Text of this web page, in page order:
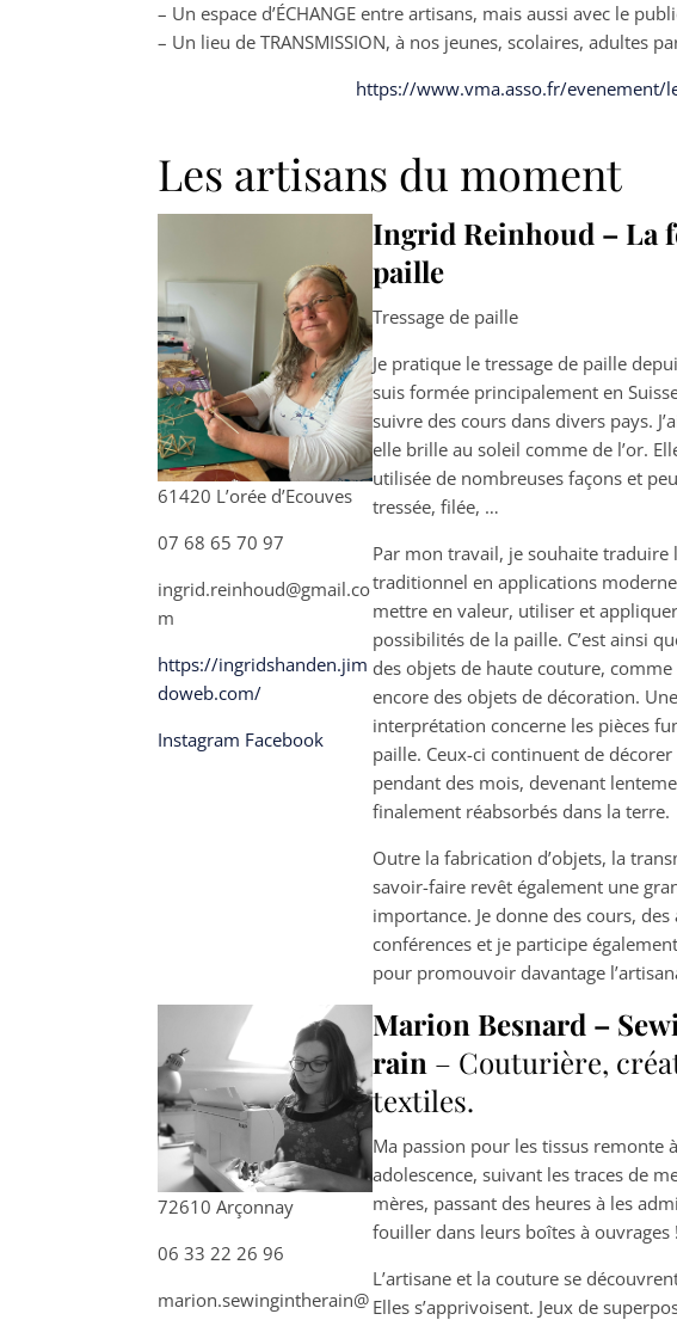
– Un espace d’ÉCHANGE entre artisans, mais aussi avec le
– Un lieu de TRANSMISSION, à nos jeunes, scolaires, adultes
https://www.vma.asso.fr/evenement/
Les artisans du moment
61420 L’orée d’Ecouves
07 68 65 70 97
ingrid.reinhoud@gmail.co
m
https://ingridshanden.jim
doweb.com/
Instagram Facebook
Ingrid Reinhoud – La
paille
Tressage de paille
Je pratique le tressage de paille
suis formée principalement en
suivre des cours dans divers pays.
elle brille au soleil comme de l’or.
utilisée de nombreuses façons et
tressée, filée, …
Par mon travail, je souhaite traduire
traditionnel en applications
mettre en valeur, utiliser et
possibilités de la paille. C’est ainsi
des objets de haute couture,
encore des objets de décoration.
interprétation concerne les pièces
paille. Ceux-ci continuent de
pendant des mois, devenant
finalement réabsorbés dans la terre.
Outre la fabrication d’objets, la
savoir-faire revêt également une
importance. Je donne des cours, des
conférences et je participe
pour promouvoir davantage
72610 Arçonnay
06 33 22 26 96
marion.sewingintherain@
Marion Besnard –
rain – Couturière,
textiles.
Ma passion pour les tissus remonte
adolescence, suivant les traces de
mères, passant des heures à les
fouiller dans leurs boîtes à ouvrages !
L’artisane et la couture se
Elles s’apprivoisent. Jeux de